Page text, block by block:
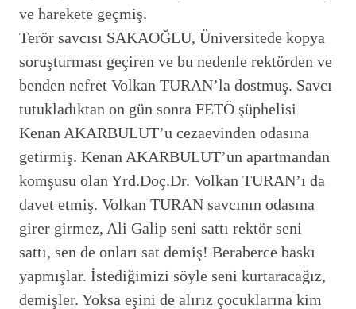
ve harekete geçmiş.
Terör savcısı SAKAOĞLU, Üniversitede kopya
soruşturması geçiren ve bu nedenle rektörden ve
benden nefret Volkan TURAN’la dostmuş. Savcı
tutukladıktan on gün sonra FETÖ şüphelisi
Kenan AKARBULUT’u cezaevinden odasına
getirmiş. Kenan AKARBULUT’un apartmandan
komşusu olan Yrd.Doç.Dr. Volkan TURAN’ı da
davet etmiş. Volkan TURAN savcının odasına
girer girmez, Ali Galip seni sattı rektör seni
sattı, sen de onları sat demiş! Beraberce baskı
yapmışlar. İstediğimizi söyle seni kurtaracağız,
demişler. Yoksa eşini de alırız çocuklarına kim